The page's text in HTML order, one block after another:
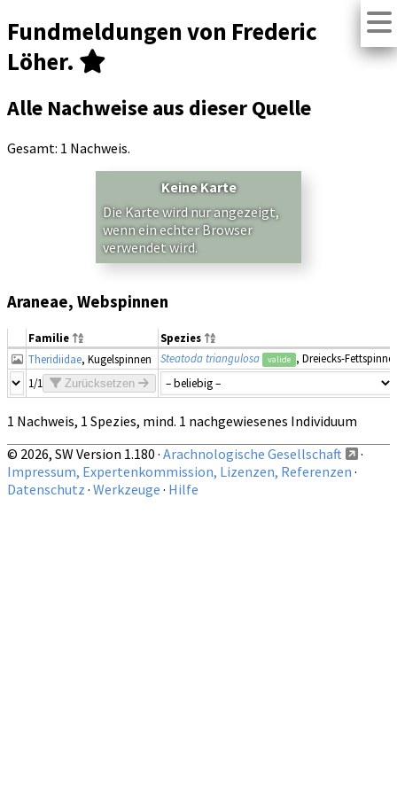
Fundmeldungen von Frederic
Löher.
Alle Nachweise aus dieser Quelle
Gesamt: 1 Nachweis.
Keine Karte
Die Karte wird nur angezeigt,
wenn ein echter Browser
verwendet wird.
Araneae, Webspinnen
Familie
Spezies
Theridiidae, Kugelspinnen Steatoda triangulosa valide , Dreiecks-Fettspinne
1/1
Zurücksetzen
1 Nachweis, 1 Spezies, mind. 1 nachgewiesenes Individuum
© 2026, SW Version 1.180 · Arachnologische Gesellschaft
·
Impressum, Expertenkommission, Lizenzen, Referenzen ·
Datenschutz · Werkzeuge · Hilfe